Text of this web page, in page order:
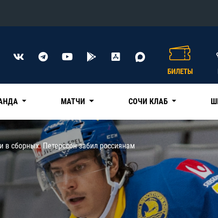
Конференция «Восток»
Нефтехимик
Трактор
Дивизион Чернышева
Авангард
КХЛ
БИЛЕТЫ
МАТЧИ СОЧИ КЛАБ
в сборных. Петерссон забил россиянам